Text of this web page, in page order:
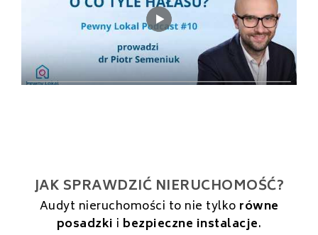
JAK SPRAWDZIĆ NIERUCHOMOŚĆ?
Audyt nieruchomości to nie tylko równe
posadzki i bezpieczne instalacje.